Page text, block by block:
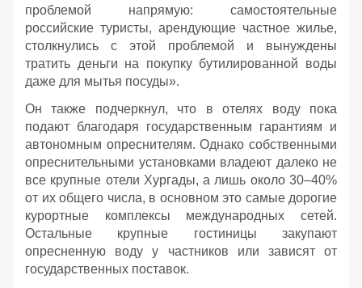
проблемой напрямую: самостоятельные
российские туристы, арендующие частное жилье,
столкнулись с этой проблемой и вынуждены
тратить деньги на покупку бутилированной воды
даже для мытья посуды».
Он также подчеркнул, что в отелях воду пока
подают благодаря государственным гарантиям и
автономным опреснителям. Однако собственными
опреснительными установками владеют далеко не
все крупные отели Хургады, а лишь около 30–40%
от их общего числа, в основном это самые дорогие
курортные комплексы международных сетей.
Остальные крупные гостиницы закупают
опресненную воду у частников или зависят от
государственных поставок.